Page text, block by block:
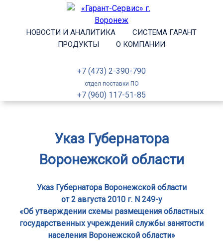
НОВОСТИ И АНАЛИТИКА
СИСТЕМА ГАРАНТ
ПРОДУКТЫ
О КОМПАНИИ
+7 (473) 2-390-790
отдел поставки ПО
+7 (960) 117-51-85
Указ Губернатора
Воронежской области
Указ Губернатора Воронежской области
от 2 августа 2010 г. N 249-у
«Об утверждении схемы размещения областных
государственных учреждений службы занятости
населения Воронежской области»